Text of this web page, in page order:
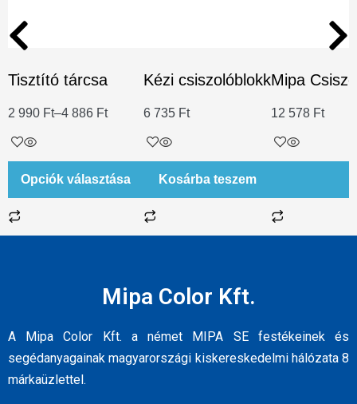
Tisztító tárcsa
2 990 Ft–4 886 Ft
Opciók választása
Kézi csiszolóblokk
6 735 Ft
Kosárba teszem
Mipa
12 578 Ft
Mipa Color Kft.
A Mipa Color Kft. a német MIPA SE festékeinek és
segédanyagainak magyarországi kiskereskedelmi hálózata 8
márkaüzlettel.